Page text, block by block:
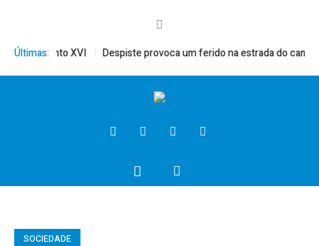
Últimas:
Bento XVI Despiste provoca um ferido na estrada do campo
SOCIEDADE